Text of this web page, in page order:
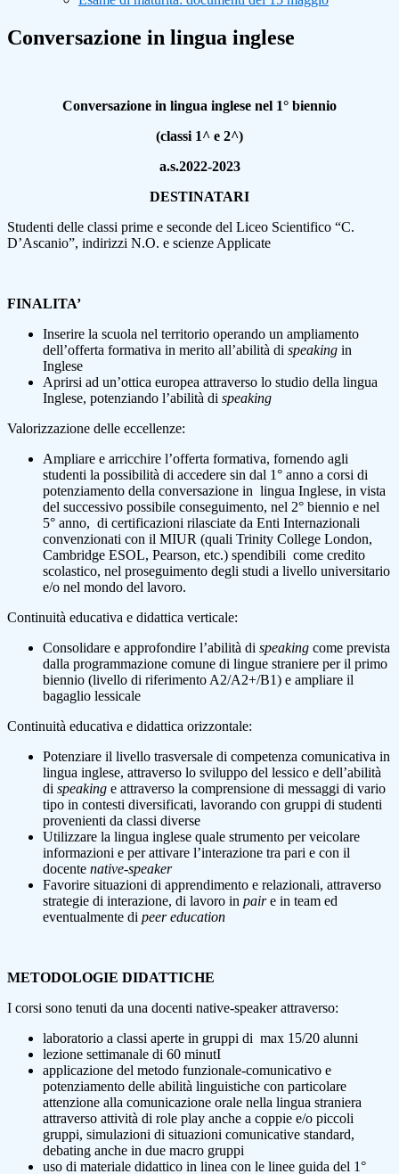
Conversazione in lingua inglese
Conversazione in lingua inglese nel 1° biennio
(classi 1^ e 2^)
a.s.2022-2023
DESTINATARI
Studenti delle classi prime e seconde del Liceo Scientifico “C.
D’Ascanio”, indirizzi N.O. e scienze Applicate
FINALITA’
Inserire la scuola nel territorio operando un ampliamento
dell’offerta formativa in merito all’abilità di speaking in
Inglese
Aprirsi ad un’ottica europea attraverso lo studio della lingua
Inglese, potenziando l’abilità di speaking
Valorizzazione delle eccellenze:
Ampliare e arricchire l’offerta formativa, fornendo agli
studenti la possibilità di accedere sin dal 1° anno a corsi di
potenziamento della conversazione in lingua Inglese, in vista
del successivo possibile conseguimento, nel 2° biennio e nel
5° anno, di certificazioni rilasciate da Enti Internazionali
convenzionati con il MIUR (quali Trinity College London,
Cambridge ESOL, Pearson, etc.) spendibili come credito
scolastico, nel proseguimento degli studi a livello universitario
e/o nel mondo del lavoro.
Continuità educativa e didattica verticale:
Consolidare e approfondire l’abilità di speaking come prevista
dalla programmazione comune di lingue straniere per il primo
biennio (livello di riferimento A2/A2+/B1) e ampliare il
bagaglio lessicale
Continuità educativa e didattica orizzontale:
Potenziare il livello trasversale di competenza comunicativa in
lingua inglese, attraverso lo sviluppo del lessico e dell’abilità
di speaking e attraverso la comprensione di messaggi di vario
tipo in contesti diversificati, lavorando con gruppi di studenti
provenienti da classi diverse
Utilizzare la lingua inglese quale strumento per veicolare
informazioni e per attivare l’interazione tra pari e con il
docente native-speaker
Favorire situazioni di apprendimento e relazionali, attraverso
strategie di interazione, di lavoro in paire in team ed
eventualmente di peer education
METODOLOGIE DIDATTICHE
I corsi sono tenuti da una docenti native-speaker attraverso:
laboratorio a classi aperte in gruppi di max 15/20 alunni
lezione settimanale di 60 minutI
applicazione del metodo funzionale-comunicativo e
potenziamento delle abilità linguistiche con particolare
attenzione alla comunicazione orale nella lingua straniera
attraverso attività di role play anche a coppie e/o piccoli
gruppi, simulazioni di situazioni comunicative standard,
debating anche in due macro gruppi
uso di materiale didattico in linea con le linee guida del 1°